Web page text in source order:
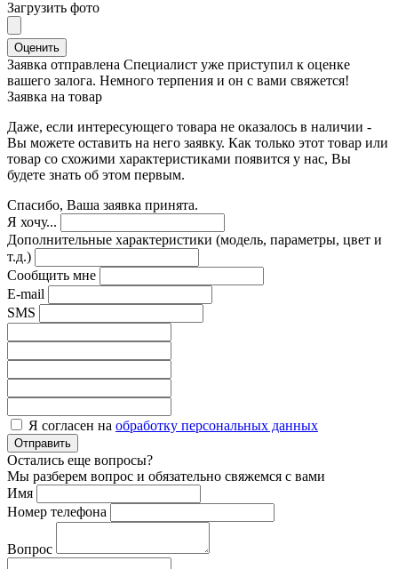
Загрузить фото
Оценить
Заявка отправлена Специалист уже приступил к оценке
вашего залога. Немного терпения и он с вами свяжется!
Заявка на товар
Даже, если интересующего товара не оказалось в наличии -
Вы можете оставить на него заявку. Как только этот товар или
товар со схожими характеристиками появится у нас, Вы
будете знать об этом первым.
Спасибо, Ваша заявка принята.
Я хочу...
Дополнительные характеристики (модель, параметры, цвет и
т.д.)
Сообщить мне
E-mail
SMS
Я согласен на обработку персональных данных
Отправить
Остались еще вопросы?
Мы разберем вопрос и обязательно свяжемся с вами
Имя
Номер телефона
Вопрос